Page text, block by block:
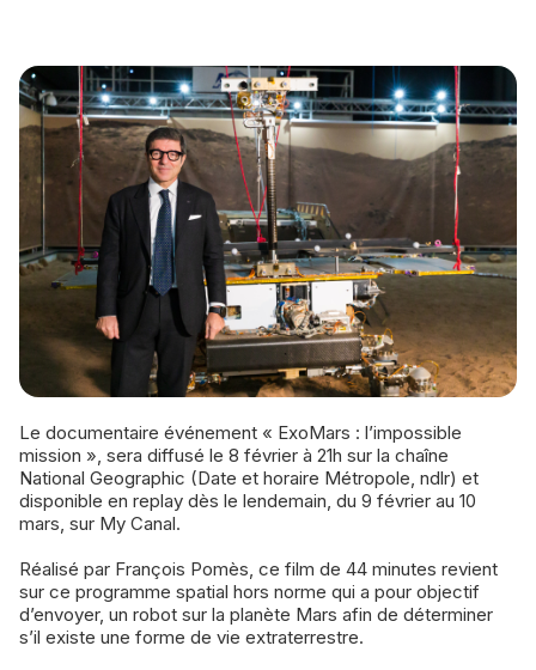
Le documentaire événement « ExoMars : l’impossible
mission », sera diffusé le 8 février à 21h sur la chaîne
National Geographic (Date et horaire Métropole, ndlr) et
disponible en replay dès le lendemain, du 9 février au 10
mars, sur My Canal.
Réalisé par François Pomès, ce film de 44 minutes revient
sur ce programme spatial hors norme qui a pour objectif
d’envoyer, un robot sur la planète Mars afin de déterminer
s’il existe une forme de vie extraterrestre.